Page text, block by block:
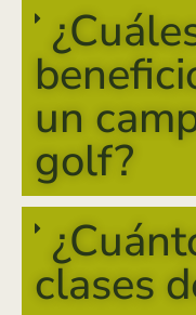
un
golf?
clases